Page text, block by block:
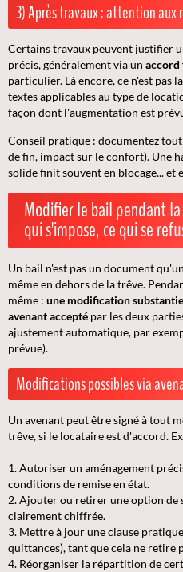
3) Après travaux : attention aux
Certains travaux peuvent justifier
précis, généralement via un accord
particulier. Là encore, ce n'est pas
textes applicables au type de
façon dont l'augmentation est
Conseil pratique : documentez
de fin, impact sur le confort). Une
solide finit souvent en blocage... et
Modifier le bail pendant
qui s'impose, ce qui se
Un bail n'est pas un document
même en dehors de la trêve.
même : une modification
avenant accepté par les deux
ajustement automatique, par
prévue).
Modifications possibles via
Un avenant peut être signé à tout
trêve, si le locataire est d'accord.
Autoriser un aménagement
conditions de remise en état.
Ajouter ou retirer une option de
clairement chiffrée.
Mettre à jour une clause
quittances), tant que cela ne retire
Réorganiser la répartition de